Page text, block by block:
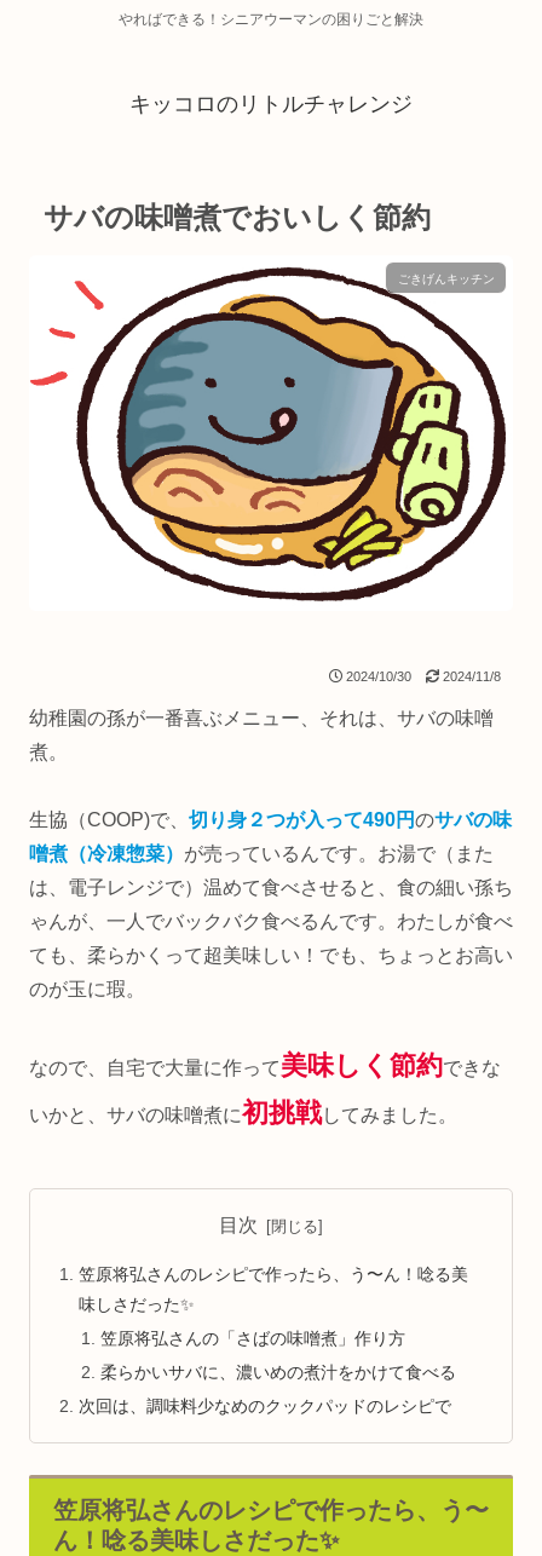
やればできる！シニアウーマンの困りごと解決
キッコロのリトルチャレンジ
サバの味噌煮でおいしく節約
ごきげんキッチン
2024/10/30 2024/11/8
幼稚園の孫が一番喜ぶメニュー、それは、サバの味噌
煮。
生協（COOP)で、 切り身２つが入って490円のサバの味
噌煮（冷凍惣菜） が売っているんです。お湯で（また
は、電子レンジで）温めて食べさせると、食の細い孫ち
ゃんが、一人でバックバク食べるんです。わたしが食べ
ても、柔らかくって超美味しい！でも、ちょっとお高い
のが玉に瑕。
なので、自宅で大量に作って美味しく節約できな
いかと、サバの味噌煮に初挑戦してみました。
目次
笠原将弘さんのレシピで作ったら、う〜ん！唸る美
味しさだった✨
笠原将弘さんの「さばの味噌煮」作り方
柔らかいサバに、濃いめの煮汁をかけて食べる
次回は、調味料少なめのクックパッドのレシピで
笠原将弘さんのレシピで作ったら、う〜
ん！唸る美味しさだった✨